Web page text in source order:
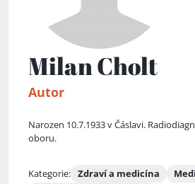
Milan Cholt
Autor
Narozen 10.7.1933 v Čáslavi.
oboru.
Kategorie: Zdraví a medicína